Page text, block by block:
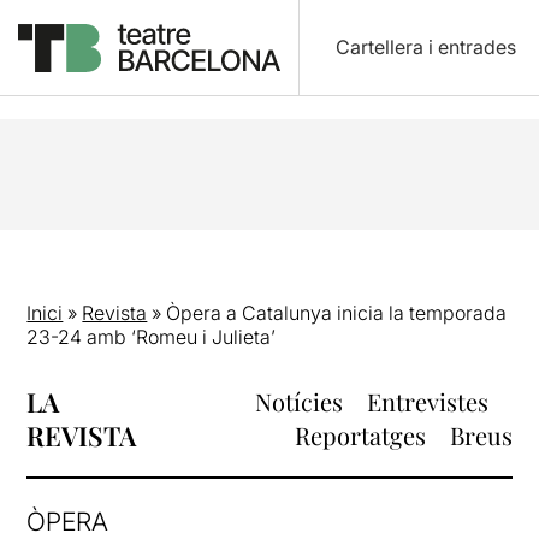
Cartellera i entrades
Inici » Revista » Òpera a Catalunya inicia la temporada
23-24 amb ‘Romeu i Julieta’
LA
REVISTA
Notícies
Entrevistes
Reportatges
Breus
ÒPERA